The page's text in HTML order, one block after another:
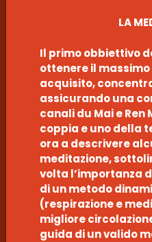
LA
Il primo obbiettivo
ottenere il massimo
acquisito,
assicurando una
canali du Mai e
coppia e uno della
ora a descrivere
meditazione,
volta l’importanza
di un metodo
(respirazione e
migliore
guida di un valido